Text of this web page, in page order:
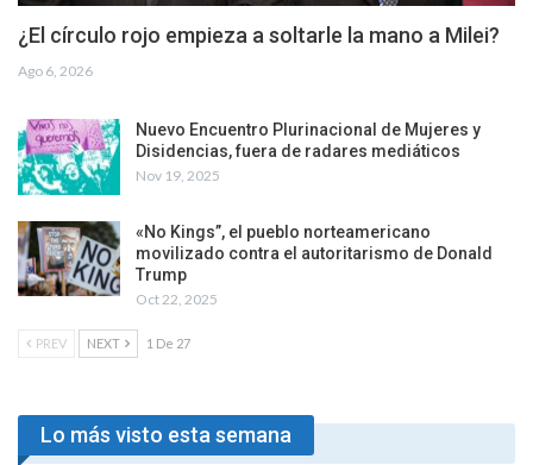
¿El círculo rojo empieza a soltarle la mano a Milei?
Ago 6, 2026
Nuevo Encuentro Plurinacional de Mujeres y
Disidencias, fuera de radares mediáticos
Nov 19, 2025
«No Kings”, el pueblo norteamericano
movilizado contra el autoritarismo de Donald
Trump
Oct 22, 2025
PREV NEXT 1 De 27
Lo más visto esta semana